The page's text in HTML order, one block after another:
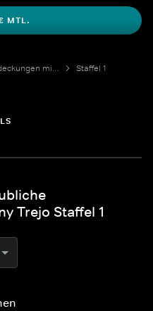
MTL.
Unglaubliche Entdeckungen mit Danny Trejo
Staffel 1
Trejo Staffel 1